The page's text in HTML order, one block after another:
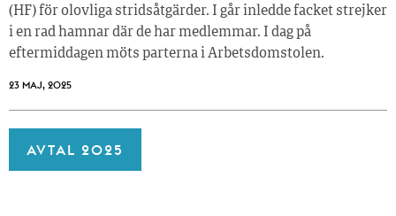
(HF) för olovliga stridsåtgärder. I går inledde facket strejker
i en rad hamnar där de har medlemmar. I dag på
eftermiddagen möts parterna i Arbetsdomstolen.
23 MAJ, 2025
AVTAL 2025